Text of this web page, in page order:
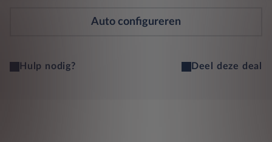
Auto configureren
Hulp nodig? Deel deze deal